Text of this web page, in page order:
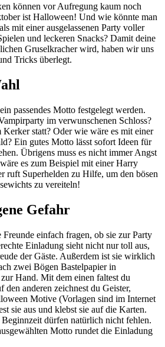
können vor Aufregung kaum noch
ist Halloween! Und wie könnte man
mit einer ausgelassenen Party voller
und leckeren Snacks? Damit deine
Gruselkracher wird, haben wir uns
Tricks überlegt.
passendes Motto festgelegt werden.
im verwunschenen Schloss?
statt? Oder wie wäre es mit einer
Ein gutes Motto lässt sofort Ideen für
Übrigens muss es nicht immer Angst
es zum Beispiel mit einer Harry
ruft Superhelden zu Hilfe, um den bösen
zu vereiteln!
Gefahr
einfach fragen, ob sie zur Party
Einladung sieht nicht nur toll aus,
der Gäste. Außerdem ist sie wirklich
zwei Bögen Bastelpapier in
Hand. Mit dem einen faltest du
anderen zeichnest du Geister,
Motive (Vorlagen sind im Internet
sie aus und klebst sie auf die Karten.
dürfen natürlich nicht fehlen.
Motto rundet die Einladung